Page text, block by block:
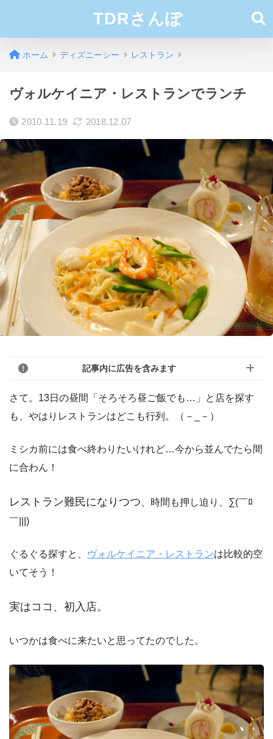
TDRさんぽ
ホーム ディズニーシー レストラン
ヴォルケイニア・レストランでランチ
2010.11.19 2018.12.07
記事内に広告を含みます
さて。13日の昼間「そろそろ昼ご飯でも…」と店を探す
も、やはりレストランはどこも行列。（－_－）
ミシカ前には食べ終わりたいけれど…今から並んでたら間
に合わん！
レストラン難民になりつつ 、時間も押し迫り、∑(￣ﾛ
￣|||)
ぐるぐる探すと、 ヴォルケイニア・レストランは比較的空
いてそう！
実はココ、初入店。
いつかは食べに来たいと思ってたのでした。